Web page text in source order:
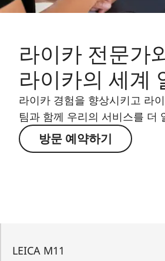
라이카 전문가
라이카의 세계
라이카 경험을 향상시키고 라
팀과 함께 우리의 서비스를 더
방문 예약하기
LEICA M11